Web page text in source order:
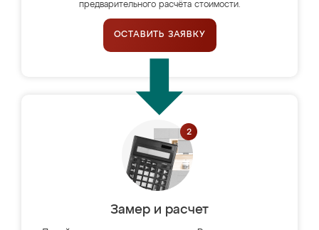
предварительного расчёта стоимости.
ОСТАВИТЬ ЗАЯВКУ
Замер и расчет